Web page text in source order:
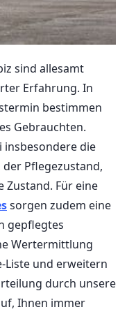
sind allesamt
Erfahrung. In
bestimmen
Gebrauchten.
insbesondere die
Pflegezustand,
Zustand. Für eine
sorgen zudem eine
gepflegtes
Wertermittlung
Liste und erweitern
durch unsere
Ihnen immer